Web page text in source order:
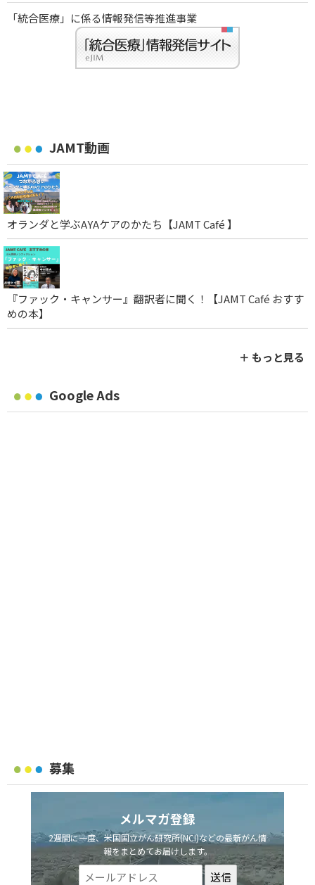
「統合医療」に係る情報発信等推進事業
JAMT動画
オランダと学ぶAYAケアのかたち【JAMT Café 】
『ファック・キャンサー』翻訳者に聞く！【JAMT Café おすす
めの本】
＋ もっと見る
Google Ads
募集
メルマガ登録
2週間に一度、米国国立がん研究所(NCI)などの最新がん情
報をまとめてお届けします。